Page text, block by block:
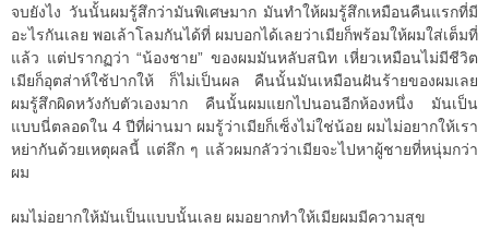
จบยังไง วันนั้นผมรู้สึกว่ามันพิเศษมาก มันทำให้ผมรู้สึกเหมือนคืนแรกที่มี
อะไรกันเลย พอเล้าโลมกันได้ที่ ผมบอกได้เลยว่าเมียก็พร้อมให้ผมใส่เต็มที่
แล้ว แต่ปรากฏว่า “น้องชาย” ของผมมันหลับสนิท เหี่ยวเหมือนไม่มีชีวิต
เมียก็อุตส่าห์ใช้ปากให้ ก็ไม่เป็นผล คืนนั้นมันเหมือนฝันร้ายของผมเลย
ผมรู้สึกผิดหวังกับตัวเองมาก คืนนั้นผมแยกไปนอนอีกห้องหนึ่ง มันเป็น
แบบนี่ตลอดใน 4 ปีที่ผ่านมา ผมรู้ว่าเมียก็เซ็งไม่ใช่น้อย ผมไม่อยากให้เรา
หย่ากันด้วยเหตุผลนี้ แต่ลึก ๆ แล้วผมกลัวว่าเมียจะไปหาผู้ชายที่หนุ่มกว่า
ผม
ผมไม่อยากให้มันเป็นแบบนั้นเลย ผมอยากทำให้เมียผมมีความสุข